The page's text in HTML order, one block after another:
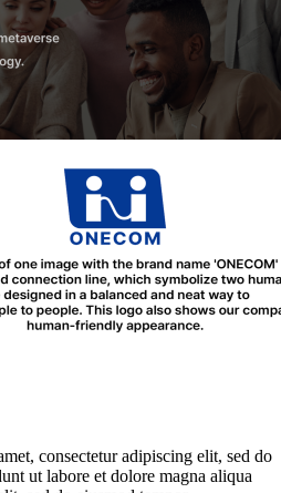
consectetur adipiscing elit, sed do
ut labore et dolore magna aliqua